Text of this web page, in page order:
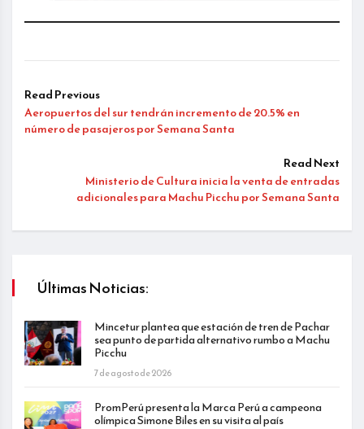
Read Previous
Aeropuertos del sur tendrán incremento de 20.5% en
número de pasajeros por Semana Santa
Read Next
Ministerio de Cultura inicia la venta de entradas
adicionales para Machu Picchu por Semana Santa
Últimas Noticias:
Mincetur plantea que estación de tren de Pachar
sea punto de partida alternativo rumbo a Machu
Picchu
7 de agosto de 2026
PromPerú presenta la Marca Perú a campeona
olímpica Simone Biles en su visita al país